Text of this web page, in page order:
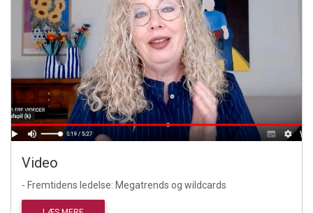
Video
- Fremtidens ledelse: Megatrends og wildcards